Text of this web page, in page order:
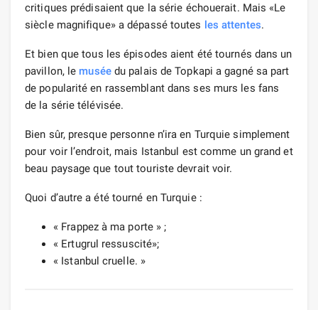
critiques prédisaient que la série échouerait. Mais «Le
siècle magnifique» a dépassé toutes les attentes.
Et bien que tous les épisodes aient été tournés dans un
pavillon, le muséedu palais de Topkapi a gagné sa part
de popularité en rassemblant dans ses murs les fans
de la série télévisée.
Bien sûr, presque personne n’ira en Turquie simplement
pour voir l’endroit, mais Istanbul est comme un grand et
beau paysage que tout touriste devrait voir.
Quoi d’autre a été tourné en Turquie :
« Frappez à ma porte » ;
« Ertugrul ressuscité»;
« Istanbul cruelle. »